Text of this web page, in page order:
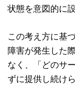
状態を意図的に
この考え方に基
障害が発生した
なく、「どのサ
ずに提供し続け